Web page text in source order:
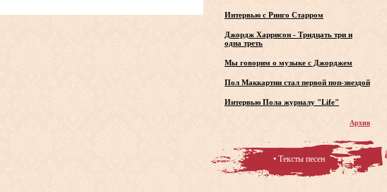
Интервью с Ринго Старром
Джордж Харрисон - Тридцать три и
одна треть
Мы говорим о музыке с Джорджем
Пол Маккартни стал первой поп-звездой
Интервью Пола журналу "Life"
Архив
• Тексты песен